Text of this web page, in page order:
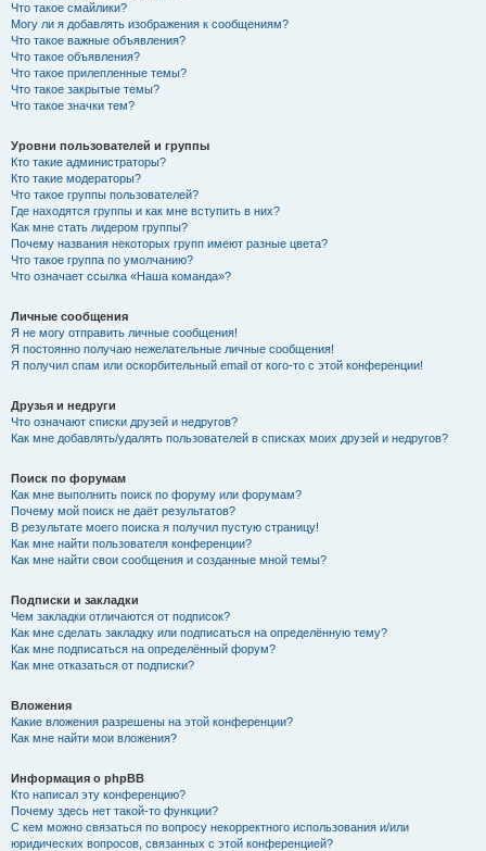
Что такое смайлики?
Могу ли я добавлять изображения к сообщениям?
Что такое важные объявления?
Что такое объявления?
Что такое прилепленные темы?
Что такое закрытые темы?
Что такое значки тем?
Уровни пользователей и группы
Кто такие администраторы?
Кто такие модераторы?
Что такое группы пользователей?
Где находятся группы и как мне вступить в них?
Как мне стать лидером группы?
Почему названия некоторых групп имеют разные цвета?
Что такое группа по умолчанию?
Что означает ссылка «Наша команда»?
Личные сообщения
Я не могу отправить личные сообщения!
Я постоянно получаю нежелательные личные сообщения!
Я получил спам или оскорбительный email от кого-то с этой конференции!
Друзья и недруги
Что означают списки друзей и недругов?
Как мне добавлять/удалять пользователей в списках моих друзей и недругов?
Поиск по форумам
Как мне выполнить поиск по форуму или форумам?
Почему мой поиск не даёт результатов?
В результате моего поиска я получил пустую страницу!
Как мне найти пользователя конференции?
Как мне найти свои сообщения и созданные мной темы?
Подписки и закладки
Чем закладки отличаются от подписок?
Как мне сделать закладку или подписаться на определённую тему?
Как мне подписаться на определённый форум?
Как мне отказаться от подписки?
Вложения
Какие вложения разрешены на этой конференции?
Как мне найти мои вложения?
Информация о phpBB
Кто написал эту конференцию?
Почему здесь нет такой-то функции?
С кем можно связаться по вопросу некорректного использования и/или
юридических вопросов, связанных с этой конференцией?